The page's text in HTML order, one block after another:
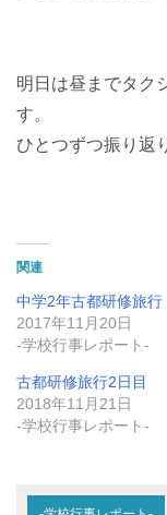
明日は昼までタク
す。
ひとつずつ振り返
関連
中学2年古都研修旅
2017年11月20日
-学校行事レポート-
古都研修旅行2日目
2018年11月21日
-学校行事レポート-